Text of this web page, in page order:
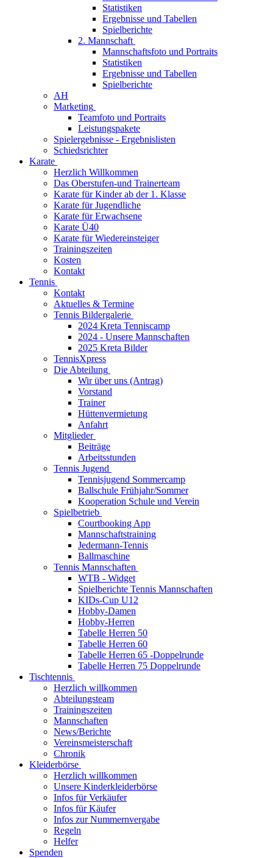
Statistiken
Ergebnisse und Tabellen
Spielberichte
2. Mannschaft
Mannschaftsfoto und Portraits
Statistiken
Ergebnisse und Tabellen
Spielberichte
AH
Marketing
Teamfoto und Portraits
Leistungspakete
Spielergebnisse - Ergebnislisten
Schiedsrichter
Karate
Herzlich Willkommen
Das Oberstufen-und Trainerteam
Karate für Kinder ab der 1. Klasse
Karate für Jugendliche
Karate für Erwachsene
Karate Ü40
Karate für Wiedereinsteiger
Trainingszeiten
Kosten
Kontakt
Tennis
Kontakt
Aktuelles & Termine
Tennis Bildergalerie
2024 Kreta Tenniscamp
2024 - Unsere Mannschaften
2025 Kreta Bilder
TennisXpress
Die Abteilung
Wir über uns (Antrag)
Vorstand
Trainer
Hüttenvermietung
Anfahrt
Mitglieder
Beiträge
Arbeitsstunden
Tennis Jugend
Tennisjugend Sommercamp
Ballschule Frühjahr/Sommer
Kooperation Schule und Verein
Spielbetrieb
Courtbooking App
Mannschaftstraining
Jedermann-Tennis
Ballmaschine
Tennis Mannschaften
WTB - Widget
Spielberichte Tennis Mannschaften
KIDs-Cup U12
Hobby-Damen
Hobby-Herren
Tabelle Herren 50
Tabelle Herren 60
Tabelle Herren 65 -Doppelrunde
Tabelle Herren 75 Doppelrunde
Tischtennis
Herzlich willkommen
Abteilungsteam
Trainingszeiten
Mannschaften
News/Berichte
Vereinsmeisterschaft
Chronik
Kleiderbörse
Herzlich willkommen
Unsere Kinderkleiderbörse
Infos für Verkäufer
Infos für Käufer
Infos zur Nummernvergabe
Regeln
Helfer
Spenden